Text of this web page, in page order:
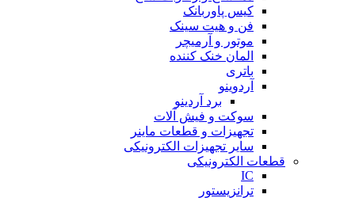
کیس پاوربانک
فن و هیت سینک
موتور و آرمیچر
المان خنک کننده
باتری
آردوینو
برد آردینو
سوکت و فیش آلات
تجهیزات و قطعات ماینر
سایر تجهیزات الکترونیکی
قطعات الکترونیکی
IC
ترانزیستور